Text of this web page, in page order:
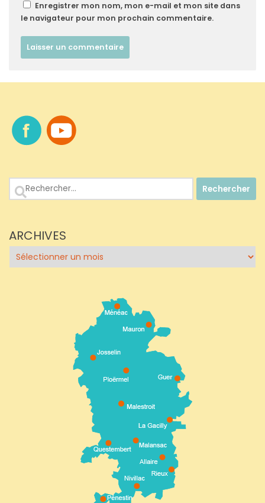
Enregistrer mon nom, mon e-mail et mon site dans
le navigateur pour mon prochain commentaire.
Rechercher :
ARCHIVES
Archives